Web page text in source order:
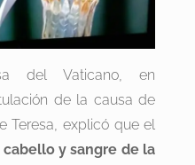
del Vaticano, en
de la causa de
Teresa, explicó que el
cabello y sangre de la